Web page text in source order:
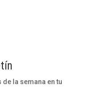
la semana en tu